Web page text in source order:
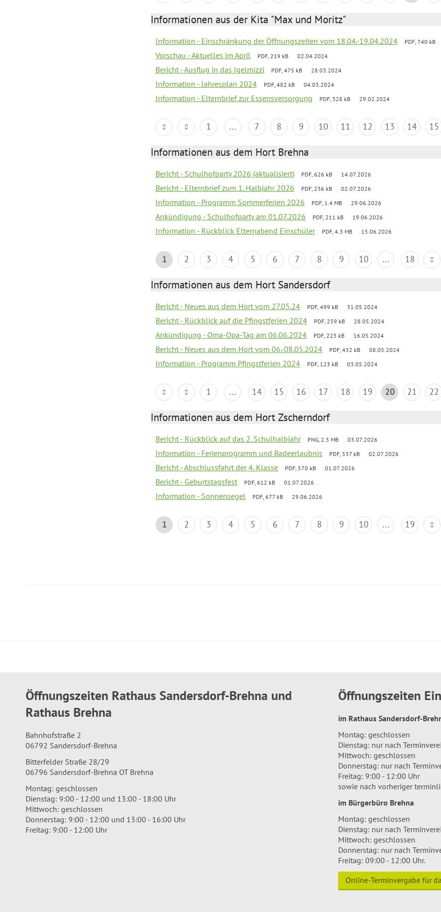
Informationen aus der Kita "Max und Moritz"
Information - Einschränkung der Öffnungszeiten vom 18.04.-19.04.2024 PDF, 740 kB
Vorschau - Aktuelles im April PDF, 219 kB 02.04.2024
Bericht - Ausflug in das Igelmizzi PDF, 475 kB 28.03.2024
Information - Jahresplan 2024 PDF, 482 kB 04.03.2024
Information - Elternbrief zur Essensversorgung PDF, 328 kB 29.02.2024
1 ... 7 8 9 10 11 12 13 14 15
Informationen aus dem Hort Brehna
Bericht - Schulhofparty 2026 (aktualisiert) PDF, 626 kB 14.07.2026
Bericht - Elternbrief zum 1. Halbjahr 2026 PDF, 236 kB 02.07.2026
Information - Programm Sommerferien 2026 PDF, 1.4 MB 29.06.2026
Ankündigung - Schulhofparty am 01.07.2026 PDF, 211 kB 19.06.2026
Information - Rückblick Elternabend Einschüler PDF, 4.3 MB 15.06.2026
1 2 3 4 5 6 7 8 9 10 ... 18
Informationen aus dem Hort Sandersdorf
Bericht - Neues aus dem Hort vom 27.05.24 PDF, 499 kB 31.05.2024
Bericht - Rückblick auf die Pfingstferien 2024 PDF, 259 kB 28.05.2024
Ankündigung - Oma-Opa-Tag am 06.06.2024 PDF, 223 kB 16.05.2024
Bericht - Neues aus dem Hort vom 06.-08.05.2024 PDF, 432 kB 08.05.2024
Information - Programm Pfingstferien 2024 PDF, 123 kB 03.05.2024
1 ... 14 15 16 17 18 19 20 21 22
Informationen aus dem Hort Zscherndorf
Bericht - Rückblick auf das 2. Schulhalbjahr PNG, 2.5 MB 03.07.2026
Information - Ferienprogramm und Badeerlaubnis PDF, 537 kB 02.07.2026
Bericht - Abschlussfahrt der 4. Klasse PDF, 570 kB 01.07.2026
Bericht - Geburtstagsfest PDF, 612 kB 01.07.2026
Information - Sonnensegel PDF, 677 kB 29.06.2026
1 2 3 4 5 6 7 8 9 10 ... 19
Öffnungszeiten Rathaus Sandersdorf-Brehna und
Rathaus Brehna
Bahnhofstraße 2
06792 Sandersdorf-Brehna
Bitterfelder Straße 28/29
06796 Sandersdorf-Brehna OT Brehna
Montag: geschlossen
Dienstag: 9:00 - 12:00 und 13:00 - 18:00 Uhr
Mittwoch: geschlossen
Donnerstag: 9:00 - 12:00 und 13:00 - 16:00 Uhr
Freitag: 9:00 - 12:00 Uhr
Öffnungszeiten
im Rathaus Sandersdorf-
Montag: geschlossen
Dienstag: nur nach
Mittwoch: geschlossen
Donnerstag: nur nach
Freitag: 9:00 - 12:00 Uhr
sowie nach vorheriger
im Bürgerbüro Brehna
Montag: geschlossen
Dienstag: nur nach
Mittwoch: geschlossen
Donnerstag: nur nach
Freitag: 09:00 - 12:00 Uhr.
Online-Terminvergabe für